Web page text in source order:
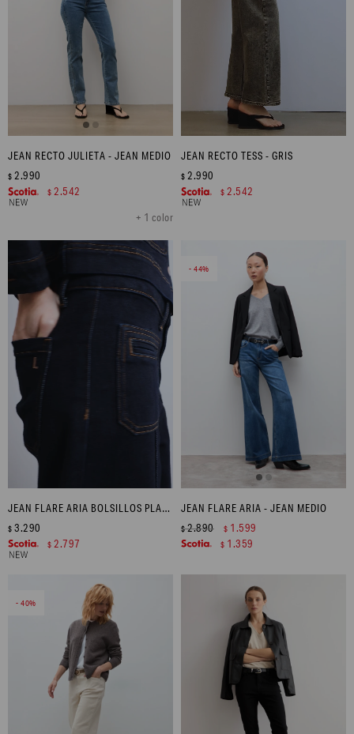
JEAN RECTO JULIETA - JEAN MEDIO
+ 1 color
$ 2.990
$ 2.542
JEAN RECTO TESS - GRIS
$ 2.990
$ 2.542
JEAN FLARE ARIA BOLSILLOS PLAQUÉ - JEAN OSCURO
$ 3.290
$ 2.797
44
JEAN FLARE ARIA - JEAN MEDIO
$2.890 $ 1.599
$ 1.359
40